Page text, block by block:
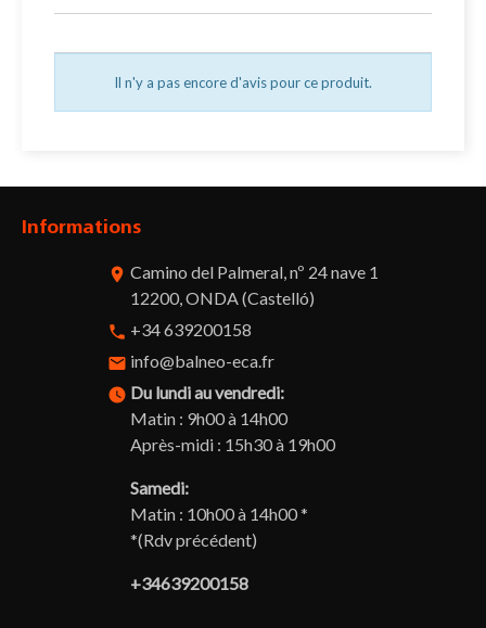
Il n'y a pas encore d'avis pour ce produit.
Informations
room Camino del Palmeral, nº 24 nave 1
12200, ONDA (Castelló)
phone +34 639200158
email info@balneo-eca.fr
watch_later Du lundi au vendredi:
Matin : 9h00 à 14h00
Après-midi : 15h30 à 19h00
Samedi:
Matin : 10h00 à 14h00 *
*(Rdv précédent)
+34639200158